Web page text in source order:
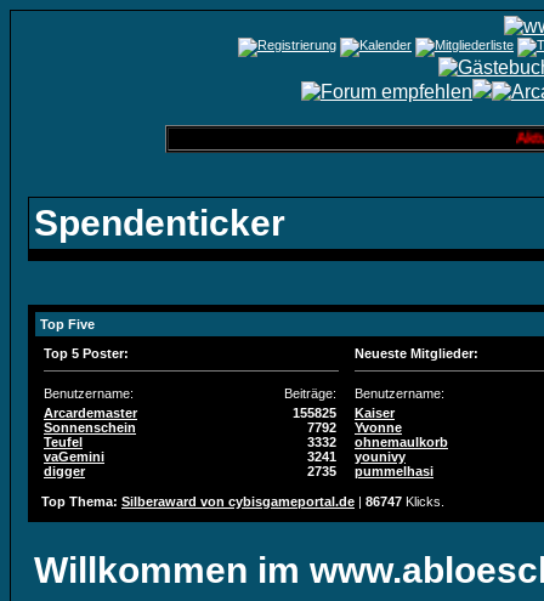
Spendenticker
Top Five
Top 5 Poster:
Benutzername:
Beiträge:
Arcardemaster
Sonnenschein
Teufel
vaGemini
digger
155825
7792
3332
3241
2735
Neueste Mitglieder:
Benutzername:
Kaiser
Yvonne
ohnemaulkorb
younivy
pummelhasi
Top Thema: Silberaward von cybisgameportal.de | 86747 Klicks.
Willkommen im